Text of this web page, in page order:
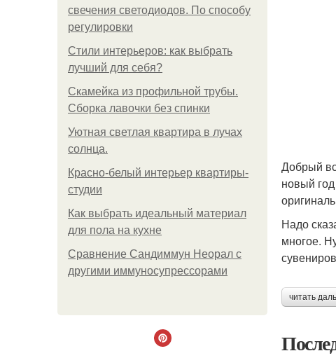
свечения светодиодов. По способу
регулировки
Стили интерьеров: как выбрать
лучший для себя?
Скамейка из профильной трубы.
Сборка лавочки без спинки
Уютная светлая квартира в лучах
солнца.
Красно-белый интерьер квартиры-
студии
Как выбрать идеальный материал
для пола на кухне
Сравнение Сандиммун Неорал с
другими иммуносупрессорами
Добрый
новый
Надо
многое.
читать